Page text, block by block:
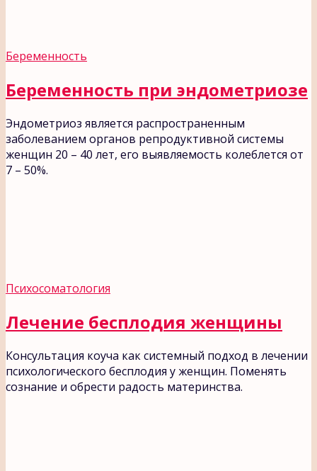
Беременность
Беременность при эндометриозе
Эндометриоз является распространенным
заболеванием органов репродуктивной системы
женщин 20 – 40 лет, его выявляемость колеблется от
7 – 50%.
Психосоматология
Лечение бесплодия женщины
Консультация коуча как системный подход в лечении
психологического бесплодия у женщин. Поменять
сознание и обрести радость материнства.